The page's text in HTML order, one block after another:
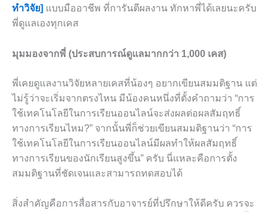
ทำวิจัย] แบบมืออาชีพ ที่การันตีผลงาน ทักหาพี่ได้เลยนะครับ
พี่ดูแลเองทุกเคส
มุมมองจากพี่ (ประสบการณ์ดูแลมากกว่า 1,000 เคส)
พี่เคยดูแลงานวิจัยหลายเคสที่น้องๆ อยากเขียนสมมติฐาน แต่
ไม่รู้ว่าจะเริ่มจากตรงไหน มีน้องคนหนึ่งที่ตั้งคำถามว่า “การ
ใช้เทคโนโลยีในการเรียนออนไลน์จะส่งผลต่อผลสัมฤทธิ์
ทางการเรียนไหม?” จากนั้นพี่ก็ช่วยเขียนสมมติฐานว่า “การ
ใช้เทคโนโลยีในการเรียนออนไลน์มีผลทำให้ผลสัมฤทธิ์
ทางการเรียนของนักเรียนสูงขึ้น” ครับ นี่แหละคือการตั้ง
สมมติฐานที่ชัดเจนและสามารถทดสอบได้
สิ่งสำคัญคือการสื่อสารกับอาจารย์ที่ปรึกษาให้ดีครับ ควรจะ